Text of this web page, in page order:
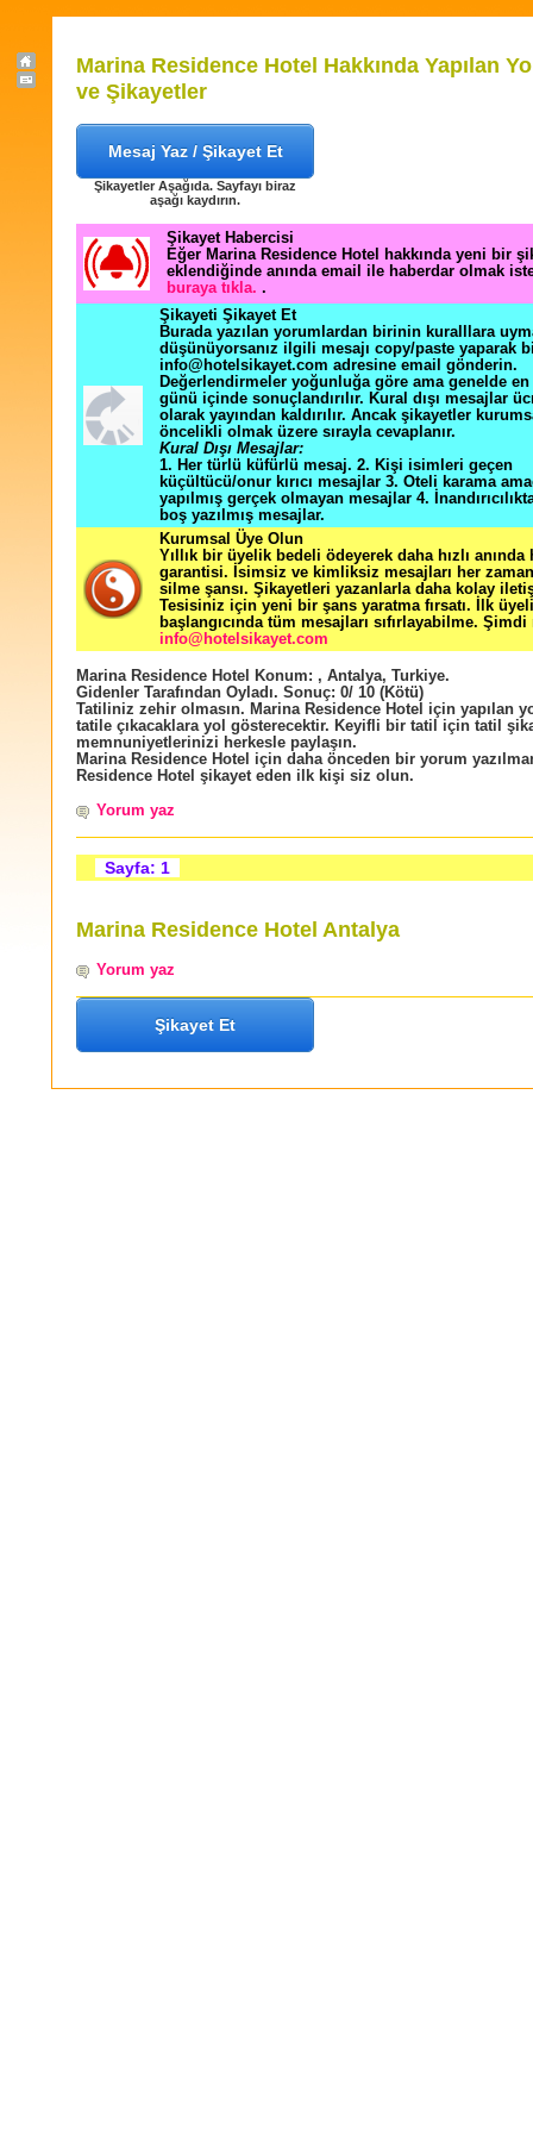
Marina Residence Hotel Hakkında Yapılan
ve Şikayetler
Mesaj Yaz / Şikayet Et
Şikayetler Aşağıda. Sayfayı biraz
aşağı kaydırın.
Şikayet Habercisi
Eğer Marina Residence Hotel hakkında yeni bir
eklendiğinde anında email ile haberdar olmak
buraya tıkla. .
Şikayeti Şikayet Et
Burada yazılan yorumlardan birinin kuralllara
düşünüyorsanız ilgili mesajı copy/paste yaparak
info@hotelsikayet.com adresine email gönderin.
Değerlendirmeler yoğunluğa göre ama genelde
günü içinde sonuçlandırılır. Kural dışı mesajlar
olarak yayından kaldırılır. Ancak şikayetler
öncelikli olmak üzere sırayla cevaplanır.
Kural Dışı Mesajlar:
1. Her türlü küfürlü mesaj. 2. Kişi isimleri geçen
küçültücü/onur kırıcı mesajlar 3. Oteli karama
yapılmış gerçek olmayan mesajlar 4.
boş yazılmış mesajlar.
Kurumsal Üye Olun
Yıllık bir üyelik bedeli ödeyerek daha hızlı
garantisi. İsimsiz ve kimliksiz mesajları her zaman
silme şansı. Şikayetleri yazanlarla daha kolay
Tesisiniz için yeni bir şans yaratma fırsatı. İlk
başlangıcında tüm mesajları sıfırlayabilme. Şimdi
info@hotelsikayet.com
Marina Residence Hotel Konum: , Antalya, Turkiye.
Gidenler Tarafından Oyladı. Sonuç: 0/ 10 (Kötü)
Tatiliniz zehir olmasın. Marina Residence Hotel için yapılan
tatile çıkacaklara yol gösterecektir. Keyifli bir tatil için tatil
memnuniyetlerinizi herkesle paylaşın.
Marina Residence Hotel için daha önceden bir yorum
Residence Hotel şikayet eden ilk kişi siz olun.
Yorum yaz
Sayfa: 1
Marina Residence Hotel Antalya
Yorum yaz
Şikayet Et